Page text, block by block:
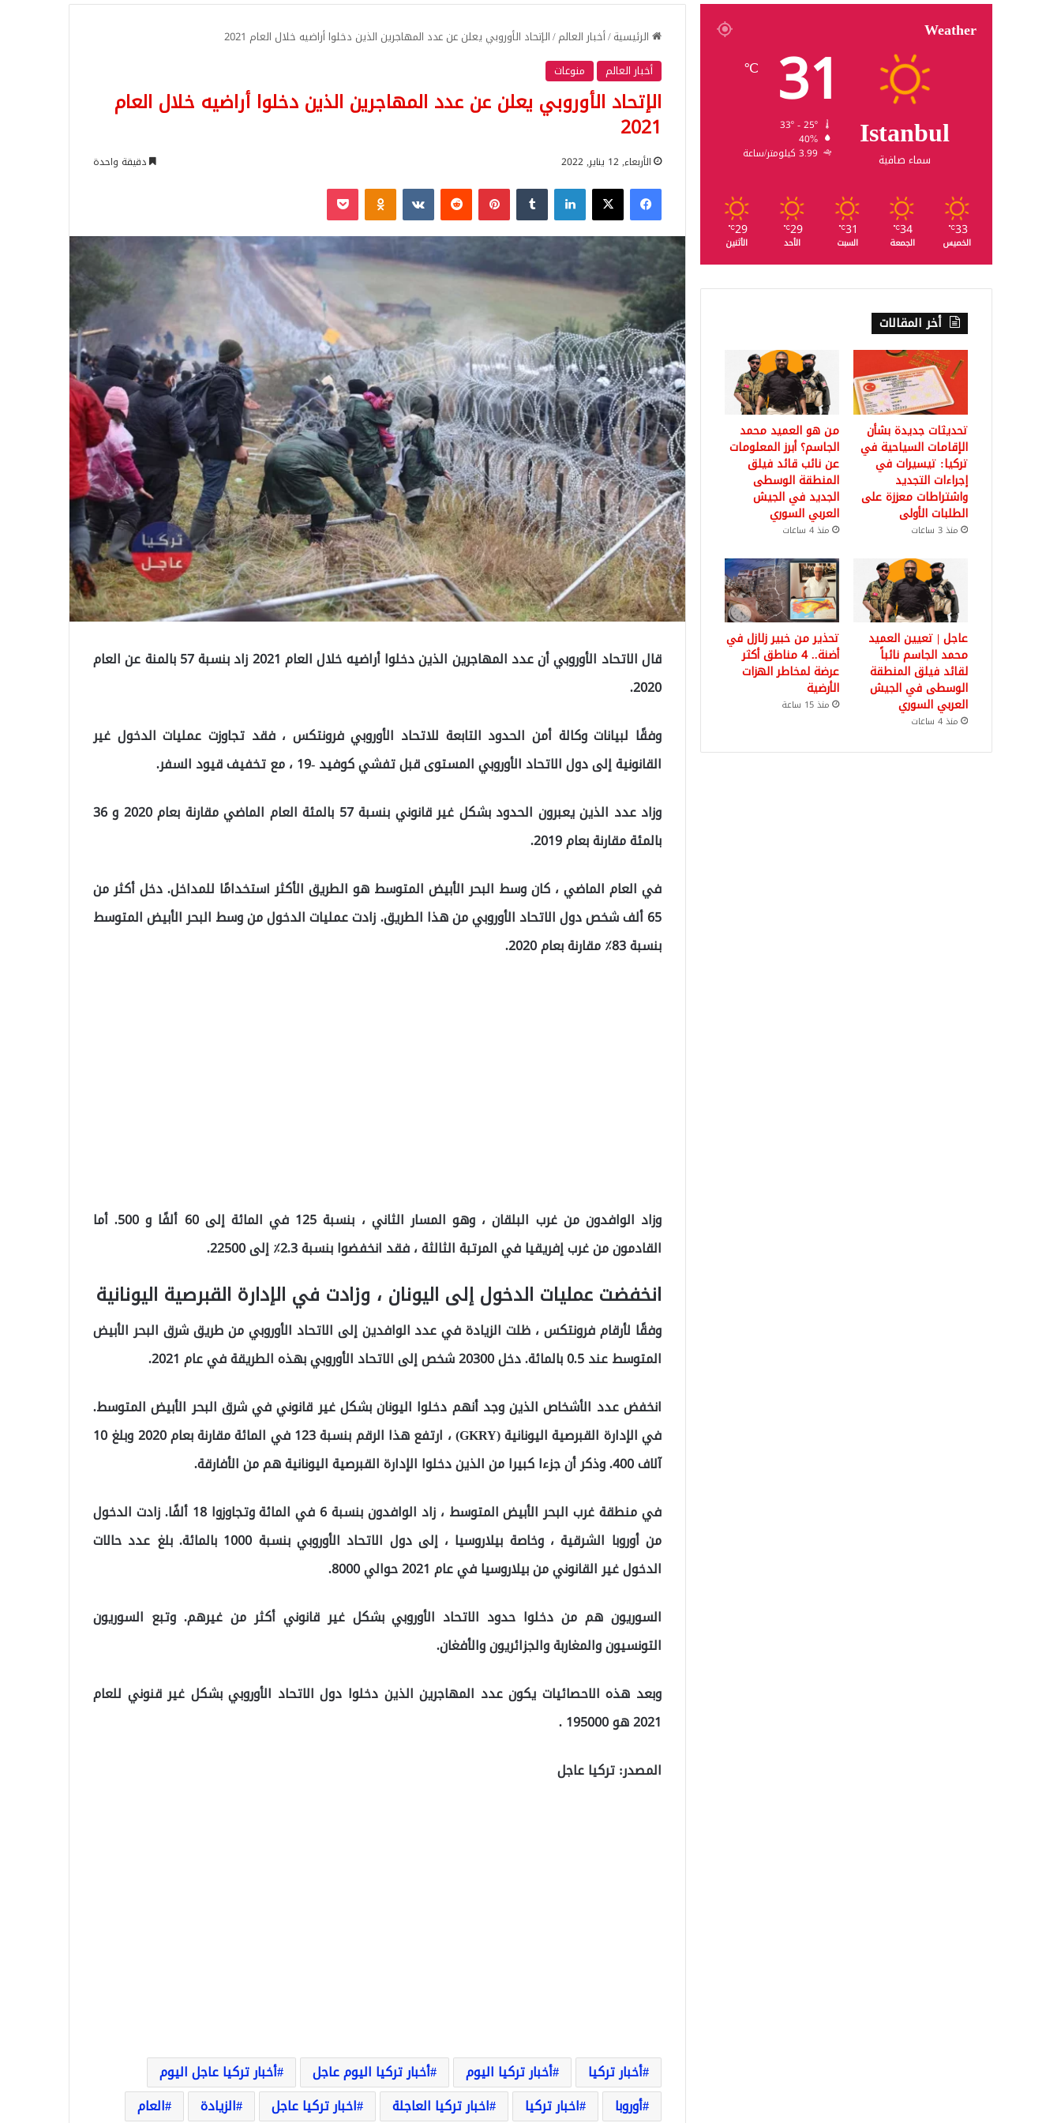
الرئيسية/أخبار العالم/الإتحاد الأوروبي يعلن عن عدد المهاجرين الذين دخلوا أراضيه خلال العام 2021
أخبار العالم
منوعات
الإتحاد الأوروبي يعلن عن عدد المهاجرين الذين دخلوا أراضيه خلال العام
2021
الأربعاء, 12 يناير, 2022 دقيقة واحدة
فيسبوك‫X لينكدإن بينتيريست Odnoklassniki
‫Pocket
قال الاتحاد الأوروبي أن عدد المهاجرين الذين دخلوا أراضيه خلال العام 2021 زاد بنسبة 57 بالمنة عن العام
2020.
وفقًا لبيانات وكالة أمن الحدود التابعة للاتحاد الأوروبي فرونتكس ، فقد تجاوزت عمليات الدخول غير
القانونية إلى دول الاتحاد الأوروبي المستوى قبل تفشي كوفيد -19 ، مع تخفيف قيود السفر.
وزاد عدد الذين يعبرون الحدود بشكل غير قانوني بنسبة 57 بالمئة العام الماضي مقارنة بعام 2020 و 36
بالمئة مقارنة بعام 2019.
في العام الماضي ، كان وسط البحر الأبيض المتوسط ​​هو الطريق الأكثر استخدامًا للمداخل. دخل أكثر من
65 ألف شخص دول الاتحاد الأوروبي من هذا الطريق. زادت عمليات الدخول من وسط البحر الأبيض المتوسط
​​بنسبة 83٪ مقارنة بعام 2020.
وزاد الوافدون من غرب البلقان ، وهو المسار الثاني ، بنسبة 125 في المائة إلى 60 ألفًا و 500. أما
القادمون من غرب إفريقيا في المرتبة الثالثة ، فقد انخفضوا بنسبة 2.3٪ إلى 22500.
انخفضت عمليات الدخول إلى اليونان ، وزادت في الإدارة القبرصية اليونانية
وفقًا لأرقام فرونتكس ، ظلت الزيادة في عدد الوافدين إلى الاتحاد الأوروبي من طريق شرق البحر الأبيض
المتوسط ​​عند 0.5 بالمائة. دخل 20300 شخص إلى الاتحاد الأوروبي بهذه الطريقة في عام 2021.
انخفض عدد الأشخاص الذين وجد أنهم دخلوا اليونان بشكل غير قانوني في شرق البحر الأبيض المتوسط.
في الإدارة القبرصية اليونانية (GKRY) ، ارتفع هذا الرقم بنسبة 123 في المائة مقارنة بعام 2020 وبلغ 10
آلاف 400. وذكر أن جزءا كبيرا من الذين دخلوا الإدارة القبرصية اليونانية هم من الأفارقة.
في منطقة غرب البحر الأبيض المتوسط ​​، زاد الوافدون بنسبة 6 في المائة وتجاوزوا 18 ألفًا. زادت الدخول
من أوروبا الشرقية ، وخاصة بيلاروسيا ، إلى دول الاتحاد الأوروبي بنسبة 1000 بالمائة. بلغ عدد حالات
الدخول غير القانوني من بيلاروسيا في عام 2021 حوالي 8000.
السوريون هم من دخلوا حدود الاتحاد الأوروبي بشكل غير قانوني أكثر من غيرهم. وتبع السوريون
التونسيون والمغاربة والجزائريون والأفغان.
وبعد هذه الاحصائيات يكون عدد المهاجرين الذين دخلوا دول الاتحاد الأوروبي بشكل غير قنوني للعام
2021 هو 195000 .
المصدر: تركيا عاجل
أخبار تركيا أخبار تركيا اليوم أخبار تركيا اليوم عاجل
أخبار تركيا عاجل اليوم
أوروبا
اخبار تركيا اخبار تركيا العاجلة اخبار تركيا عاجل الزيادة
العام
Weather
Istanbul
سماء صافية
31
℃
40%
3.99 كيلومتر/ساعة
33
℃
الخميس
34
℃
الجمعة
31
℃
السبت
29
℃
الأحد
29
℃
الأثنين
أخر المقالات
تحديثات جديدة بشأن
الإقامات السياحية في
تركيا: تيسيرات في
إجراءات التجديد
واشتراطات معززة على
الطلبات الأولى
منذ 3 ساعات
من هو العميد محمد
الجاسم؟ أبرز المعلومات
عن نائب قائد فيلق
المنطقة الوسطى
الجديد في الجيش
العربي السوري
منذ 4 ساعات
عاجل | تعيين العميد
محمد الجاسم نائباً
لقائد فيلق المنطقة
الوسطى في الجيش
العربي السوري
منذ 4 ساعات
تحذير من خبير زلازل في
أضنة.. 4 مناطق أكثر
عرضة لمخاطر الهزات
الأرضية
منذ 15 ساعة